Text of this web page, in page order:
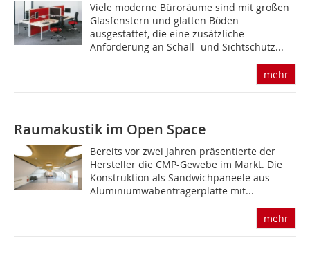
Viele moderne Büroräume sind mit großen
Glasfenstern und glatten Böden
ausgestattet, die eine zusätzliche
Anforderung an Schall- und Sichtschutz...
mehr
Raumakustik im Open Space
Bereits vor zwei Jahren präsentierte der
Hersteller die CMP-Gewebe im Markt. Die
Konstruktion als Sandwichpaneele aus
Aluminiumwabenträgerplatte mit...
mehr